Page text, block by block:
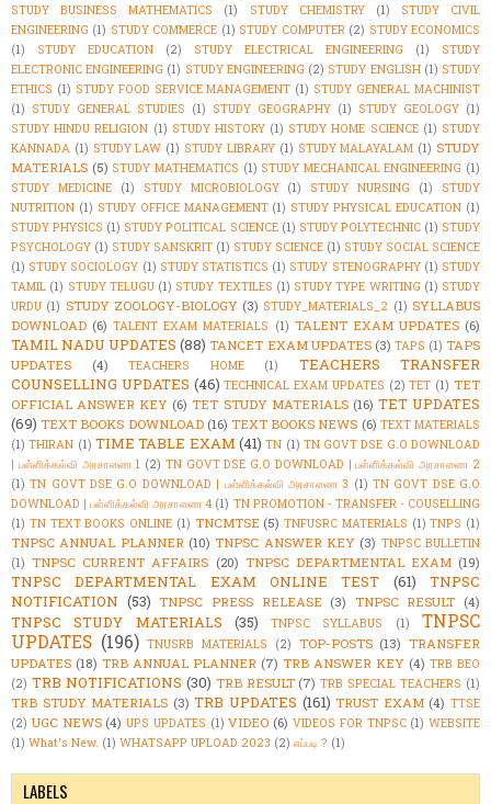
STUDY BUSINESS MATHEMATICS (1) STUDY CHEMISTRY (1)
STUDY CIVIL
ENGINEERING (1) STUDY COMMERCE (1) STUDY COMPUTER (2) STUDY ECONOMICS
(1)
STUDY EDUCATION (2) STUDY ELECTRICAL ENGINEERING (1)
STUDY
ELECTRONIC ENGINEERING (1) STUDY ENGINEERING (2) STUDY ENGLISH (1) STUDY
ETHICS (1) STUDY FOOD SERVICE MANAGEMENT (1) STUDY GENERAL MACHINIST
(1) STUDY GENERAL STUDIES (1) STUDY GEOGRAPHY (1) STUDY GEOLOGY (1)
STUDY HINDU RELIGION (1) STUDY HISTORY (1) STUDY HOME SCIENCE (1) STUDY
KANNADA (1) STUDY LAW (1) STUDY LIBRARY (1) STUDY MALAYALAM (1) STUDY
MATERIALS (5) STUDY MATHEMATICS (1) STUDY MECHANICAL ENGINEERING (1)
STUDY MEDICINE
(1) STUDY MICROBIOLOGY (1) STUDY NURSING (1)
STUDY
NUTRITION (1) STUDY OFFICE MANAGEMENT (1) STUDY PHYSICAL EDUCATION (1)
STUDY PHYSICS (1) STUDY POLITICAL SCIENCE (1) STUDY POLYTECHNIC (1) STUDY
PSYCHOLOGY (1) STUDY SANSKRIT (1) STUDY SCIENCE (1) STUDY SOCIAL SCIENCE
(1) STUDY SOCIOLOGY (1) STUDY STATISTICS (1) STUDY STENOGRAPHY (1) STUDY
TAMIL (1) STUDY TELUGU (1) STUDY TEXTILES (1) STUDY TYPE WRITING (1) STUDY
URDU (1) STUDY ZOOLOGY-BIOLOGY (3) STUDY_MATERIALS_2 (1) SYLLABUS
DOWNLOAD (6) TALENT EXAM MATERIALS (1) TALENT EXAM UPDATES (6)
TAMIL NADU UPDATES (88) TANCET EXAM UPDATES (3) TAPS (1) TAPS
UPDATES
(4) TEACHERS HOME (1)
TEACHERS TRANSFER
COUNSELLING UPDATES (46) TECHNICAL EXAM UPDATES (2) TET (1) TET
OFFICIAL ANSWER KEY (6) TET STUDY MATERIALS (16) TET UPDATES
(69) TEXT BOOKS DOWNLOAD (16) TEXT BOOKS NEWS (6) TEXT MATERIALS
(1) THIRAN (1) TIME TABLE EXAM (41) TN (1) TN GOVT DSE G.O DOWNLOAD
| பள்ளிக்கல்வி அரசாணை 1 (2) TN GOVT DSE G.O DOWNLOAD | பள்ளிக்கல்வி அரசாணை 2
(1) TN GOVT DSE G.O DOWNLOAD | பள்ளிக்கல்வி அரசாணை 3 (1) TN GOVT DSE G.O
DOWNLOAD | பள்ளிக்கல்வி அரசாணை 4 (1) TN PROMOTION - TRANSFER - COUSELLING
(1) TN TEXT BOOKS ONLINE (1) TNCMTSE (5) TNFUSRC MATERIALS (1) TNPS (1)
TNPSC ANNUAL PLANNER (10) TNPSC ANSWER KEY (3) TNPSC BULLETIN
(1) TNPSC CURRENT AFFAIRS (20) TNPSC DEPARTMENTAL EXAM (19)
TNPSC DEPARTMENTAL EXAM ONLINE TEST (61)
TNPSC
NOTIFICATION (53) TNPSC PRESS RELEASE (3) TNPSC RESULT (4)
TNPSC STUDY MATERIALS (35) TNPSC SYLLABUS (1)
TNPSC
UPDATES (196) TNUSRB MATERIALS (2) TOP-POSTS (13) TRANSFER
UPDATES (18) TRB ANNUAL PLANNER (7) TRB ANSWER KEY (4) TRB BEO
(2) TRB NOTIFICATIONS (30) TRB RESULT (7) TRB SPECIAL TEACHERS (1)
TRB STUDY MATERIALS (3) TRB UPDATES (161) TRUST EXAM (4) TTSE
(2) UGC NEWS (4) UPS UPDATES (1) VIDEO (6) VIDEOS FOR TNPSC (1) WEBSITE
(1) What's New. (1) WHATSAPP UPLOAD 2023 (2) எப்படி ? (1)
LABELS